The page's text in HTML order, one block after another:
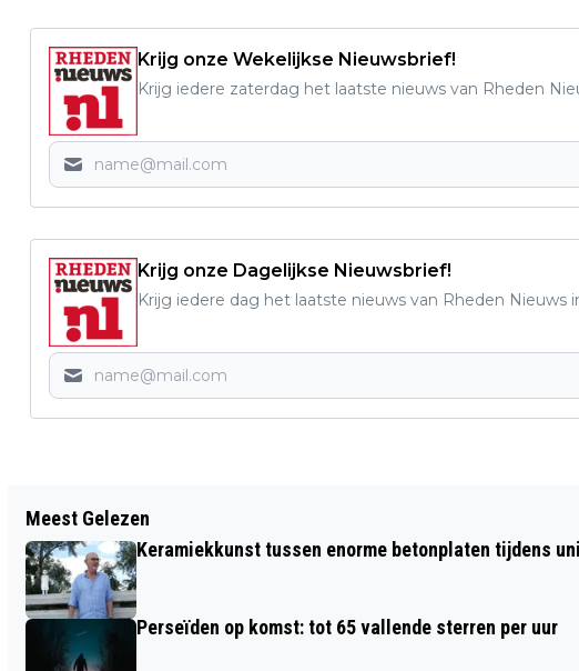
Krijg onze Wekelijkse Nieuwsbrief!
Krijg iedere zaterdag het laatste nieuws van Rheden
Krijg onze Dagelijkse Nieuwsbrief!
Krijg iedere dag het laatste nieuws van Rheden Nieuws
TENTOONSTELLING OP BASISSCHOOL
DE ARNHORST
Meest Gelezen
Keramiekkunst tussen enorme betonplaten tijdens
Perseïden op komst: tot 65 vallende sterren per uur